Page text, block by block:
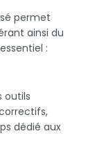
permet
ainsi du
:
outils
dédié aux